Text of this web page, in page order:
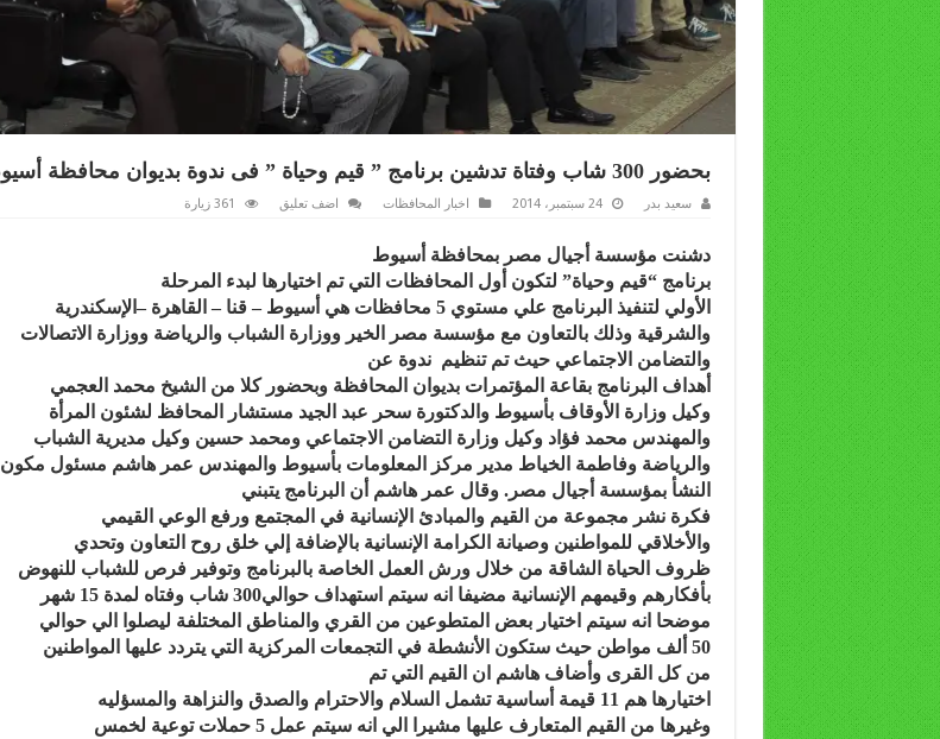
بحضور 300 شاب وفتاة تدشين برنامج ” قيم وحياة ” فى ندوة بديوان محافظة أسيوط
سعيد بدر 24 سبتمبر، 2014 اخبار المحافظات اضف تعليق 361 زيارة
دشنت مؤسسة أجيال مصر بمحافظة أسيوط
برنامج “قيم وحياة” لتكون أول المحافظات التي تم اختيارها لبدء المرحلة
الأولي لتنفيذ البرنامج علي مستوي 5 محافظات هي أسيوط – قنا – القاهرة –الإسكندرية
والشرقية وذلك بالتعاون مع مؤسسة مصر الخير ووزارة الشباب والرياضة ووزارة الاتصالات
والتضامن الاجتماعي حيث تم تنظيم ندوة عن
أهداف البرنامج بقاعة المؤتمرات بديوان المحافظة وبحضور كلا من الشيخ محمد العجمي
وكيل وزارة الأوقاف بأسيوط والدكتورة سحر عبد الجيد مستشار المحافظ لشئون المرأة
والمهندس محمد فؤاد وكيل وزارة التضامن الاجتماعي ومحمد حسين وكيل مديرية الشباب
والرياضة وفاطمة الخياط مدير مركز المعلومات بأسيوط والمهندس عمر هاشم مسئول مكون
النشأ بمؤسسة أجيال مصر. وقال عمر هاشم أن البرنامج يتبني
فكرة نشر مجموعة من القيم والمبادئ الإنسانية في المجتمع ورفع الوعي القيمي
والأخلاقي للمواطنين وصيانة الكرامة الإنسانية بالإضافة إلي خلق روح التعاون وتحدي
ظروف الحياة الشاقة من خلال ورش العمل الخاصة بالبرنامج وتوفير فرص للشباب للنهوض
بأفكارهم وقيمهم الإنسانية مضيفا انه سيتم استهداف حوالي300 شاب وفتاه لمدة 15 شهر
موضحا انه سيتم اختيار بعض المتطوعين من القري والمناطق المختلفة ليصلوا الي حوالي
50 ألف مواطن حيث ستكون الأنشطة في التجمعات المركزية التي يتردد عليها المواطنين
من كل القرىوأضاف هاشم ان القيم التي تم
اختيارها هم 11 قيمة أساسية تشمل السلام والاحترام والصدق والنزاهة والمسؤليه
وغيرها من القيم المتعارف عليها مشيرا الي انه سيتم عمل 5 حملات توعية لخمس